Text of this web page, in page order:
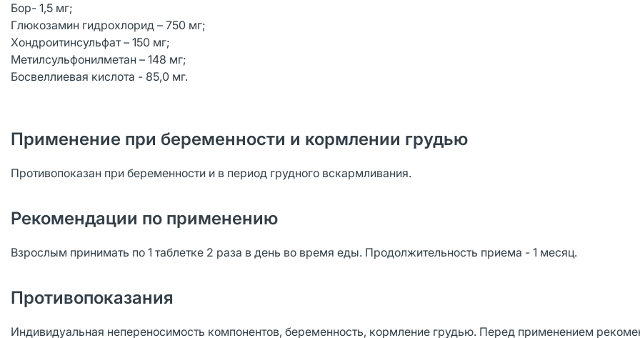
Бор- 1,5 мг;
Глюкозамин гидрохлорид – 750 мг;
Хондроитинсульфат – 150 мг;
Метилсульфонилметан – 148 мг;
Босвеллиевая кислота - 85,0 мг.
Применение при беременности и кормлении грудью
Противопоказан при беременности и в период грудного вскармливания.
Рекомендации по применению
Взрослым принимать по 1 таблетке 2 раза в день во время еды. Продолжительность приема - 1 месяц.
Противопоказания
Индивидуальная непереносимость компонентов, беременность, кормление грудью. Перед применением